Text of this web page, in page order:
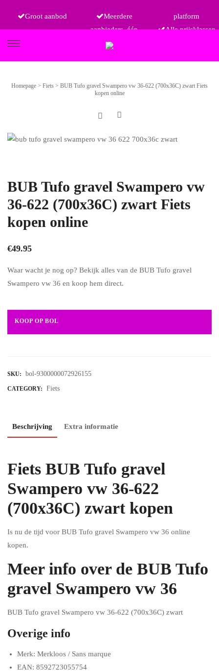
Groot aanbod
Meerdere
aanbieders, één
platform
Alle prijsklassen
Homepage > Fiets > BUB Tufo gravel Swampero vw 36-622 (700x36C) zwart Fiets
kopen online
BUB Tufo gravel Swampero vw
36-622 (700x36C) zwart Fiets
kopen online
€49.95
Waar wacht je nog op? Bekijk alles van de BUB Tufo gravel
Swampero vw 36 en koop hem direct.
KOOP OP BOL
SKU: bol-9300000072926155
CATEGORY: Fiets
Beschrijving Extra informatie
Fiets BUB Tufo gravel
Swampero vw 36-622
(700x36C) zwart kopen
Is nu de tijd voor BUB Tufo gravel Swampero vw 36 online
kopen.
Meer info over de BUB Tufo
gravel Swampero vw 36
BUB Tufo gravel Swampero vw 36-622 (700x36C) zwart
Overige info
Merk: Merkloos / Sans marque
EAN: 8592723055754